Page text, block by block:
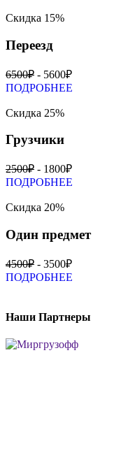
Скидка 15%
Переезд
6500₽ - 5600₽
ПОДРОБНЕЕ
Скидка 25%
Грузчики
2500₽ - 1800₽
ПОДРОБНЕЕ
Скидка 20%
Один предмет
4500₽ - 3500₽
ПОДРОБНЕЕ
Наши Партнеры